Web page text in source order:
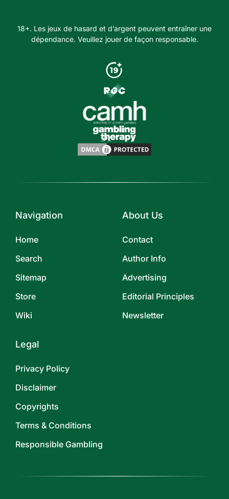
18+. Les jeux de hasard et d’argent peuvent entraîner une
dépendance. Veuillez jouer de façon responsable.
Navigation
Home
Search
Sitemap
Store
Wiki
About Us
Contact
Author Info
Advertising
Editorial Principles
Newsletter
Legal
Privacy Policy
Disclaimer
Copyrights
Terms & Conditions
Responsible Gambling